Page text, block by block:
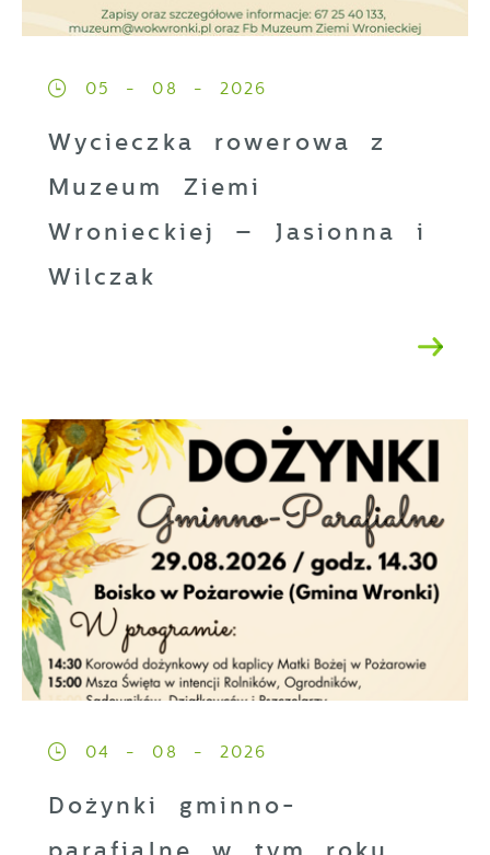
05 - 08 - 2026
Wycieczka rowerowa z
Muzeum Ziemi
Wronieckiej – Jasionna i
Wilczak
04 - 08 - 2026
Dożynki gminno-